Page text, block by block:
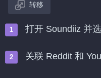
转移
打开 Soundiiz 并
关联 Reddit 和